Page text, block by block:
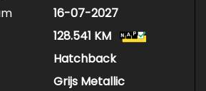
16-07-2027
128.541 KM
Hatchback
Grijs Metallic